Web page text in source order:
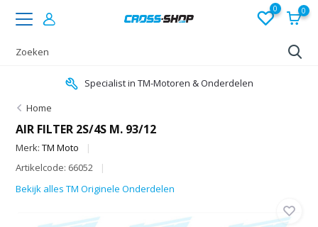
0 0
Specialist in TM-Motoren & Onderdelen
Home
AIR FILTER 2S/4S M. 93/12
Merk:TM Moto
Artikelcode: 66052
Bekijk alles TM Originele Onderdelen